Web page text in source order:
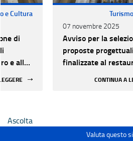
e Cultura
di
e alla
07 novembre 2025
Avviso per la
proposte progettuali
finalizzate al
CONTINUA A
Ascolta
Valuta questo